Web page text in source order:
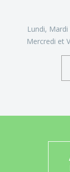
Lundi, Mardi
Mercredi et